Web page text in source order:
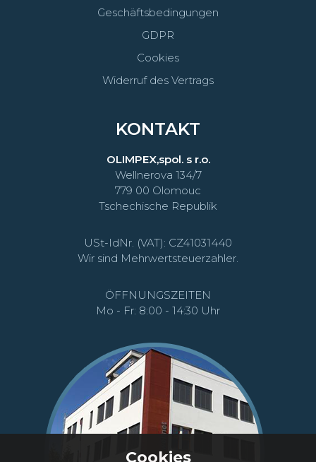
Geschäftsbedingungen
GDPR
Cookies
Widerruf des Vertrags
KONTAKT
OLIMPEX,spol. s r.o.
Wellnerova 134/7
779 00 Olomouc
Tschechische Republik
USt-IdNr. (VAT): CZ41031440
Wir sind Mehrwertsteuerzahler.
ÖFFNUNGSZEITEN
Mo - Fr: 8:00 - 14:30 Uhr
Cookies